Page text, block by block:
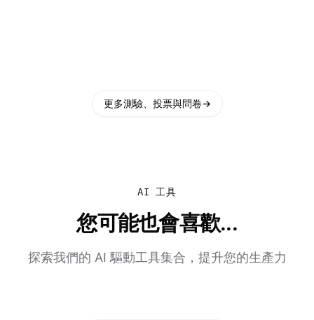
更多測驗、投票與問卷→
AI 工具
您可能也會喜歡...
探索我們的 AI 驅動工具集合，提升您的生產力